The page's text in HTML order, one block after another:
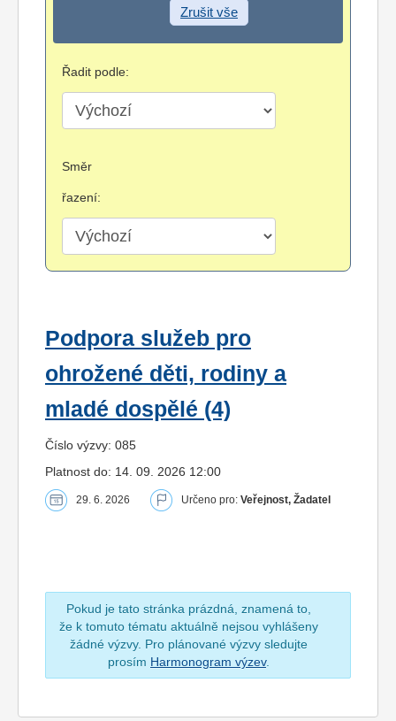
Zrušit vše
Řadit podle:
Směr
řazení:
Podpora služeb pro
ohrožené děti, rodiny a
mladé dospělé (4)
Číslo výzvy: 085
Platnost do: 14. 09. 2026 12:00
29. 6. 2026 Určeno pro: Veřejnost, Žadatel
Pokud je tato stránka prázdná, znamená to,
že k tomuto tématu aktuálně nejsou vyhlášeny
žádné výzvy. Pro plánované výzvy sledujte
prosím Harmonogram výzev.